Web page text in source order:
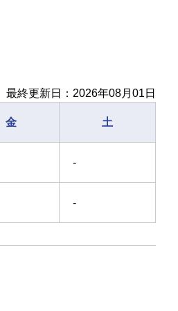
最終更新日：2026年08月01日
金 土
-
-